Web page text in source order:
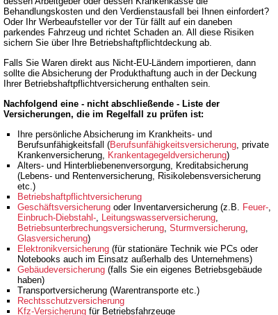
Behandlungskosten und den Verdienstausfall bei Ihnen einfordert?
Oder Ihr Werbeaufsteller vor der Tür fällt auf ein daneben
parkendes Fahrzeug und richtet Schaden an. All diese Risiken
sichern Sie über Ihre Betriebshaftpflichtdeckung ab.
Falls Sie Waren direkt aus Nicht-EU-Ländern importieren, dann
sollte die Absicherung der Produkthaftung auch in der Deckung
Ihrer Betriebshaftpflichtversicherung enthalten sein.
Nachfolgend eine - nicht abschließende - Liste der
Versicherungen, die im Regelfall zu prüfen ist:
Ihre persönliche Absicherung im Krankheits- und
Berufsunfähigkeitsfall (Berufsunfähigkeitsversicherung, private
Krankenversicherung, Krankentagegeldversicherung)
Alters- und Hinterbliebenenversorgung, Kreditabsicherung
(Lebens- und Rentenversicherung, Risikolebensversicherung
etc.)
Betriebshaftpflichtversicherung
Geschäftsversicherung oder Inventarversicherung (z.B. Feuer-,
Einbruch-Diebstahl-, Leitungswasserversicherung,
Betriebsunterbrechungsversicherung, Sturmversicherung,
Glasversicherung)
Elektronikversicherung (für stationäre Technik wie PCs oder
Notebooks auch im Einsatz außerhalb des Unternehmens)
Gebäudeversicherung (falls Sie ein eigenes Betriebsgebäude
haben)
Transportversicherung (Warentransporte etc.)
Rechtsschutzversicherung
Kfz-Versicherung für Betriebsfahrzeuge